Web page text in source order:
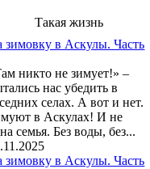
Такая жизнь
зимовку в Аскулы. Часть
никто не зимует!» –
нас убедить в
селах. А вот и нет.
в Аскулах! И не
семья. Без воды, без...
зимовку в Аскулы. Часть